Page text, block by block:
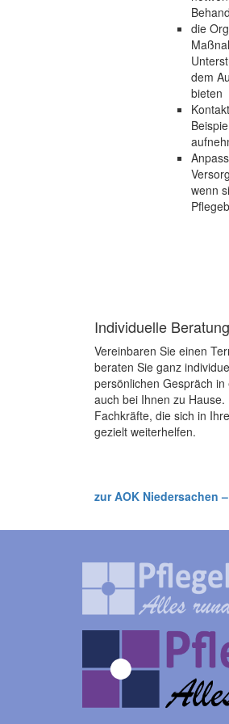
die
dem
bieten
wenn
Individuelle
Vereinbaren Sie einen
beraten Sie ganz
persönlichen Gespräch
auch bei Ihnen zu
Fachkräfte, die sich in
gezielt weiterhelfen.
zur AOK Niedersachen